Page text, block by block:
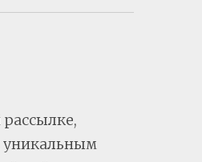
рассылке,
уникальным